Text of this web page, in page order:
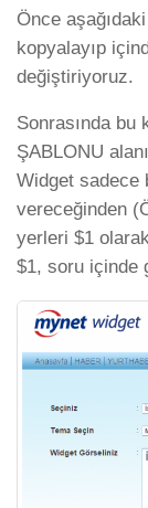
Önce
kopyalayıp
değiştiriyoruz.
Sonrasında bu
ŞABLONU
Widget sadece
vereceğinden
yerleri $1
$1, soru içinde